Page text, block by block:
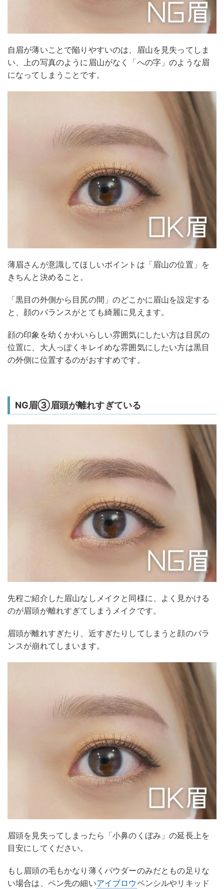
自眉が薄いことで陥りやすいのは、眉山を見失ってしま
い、上の写真のように眉山がなく「への字」のような眉
になってしまうことです。
薄眉さんが意識してほしいポイントは「眉山の位置」を
きちんと決めること。
「黒目の外側から目尻の間」のどこかに眉山を設定する
と、顔のバランスがとても綺麗に見えます。
顔の印象を幼くかわいらしい雰囲気にしたい方は目尻の
位置に、大人っぽくキレイめな雰囲気にしたい方は黒目
の外側に位置するのがおすすめです。
NG眉③眉頭が離れすぎている
先程ご紹介した眉山なしメイクと同様に、よく見かける
のが眉頭が離れすぎてしまうメイクです。
眉頭が離れすぎたり、近すぎたりしてしまうと顔のバラ
ンスが崩れてしまいます。
眉頭を見失ってしまったら「小鼻のくぼみ」の延長上を
目安にしてください。
もし眉頭の毛もかなり薄くパウダーのみだともの足りな
い場合は、ペン先の細いアイブロウペンシルやリキッド